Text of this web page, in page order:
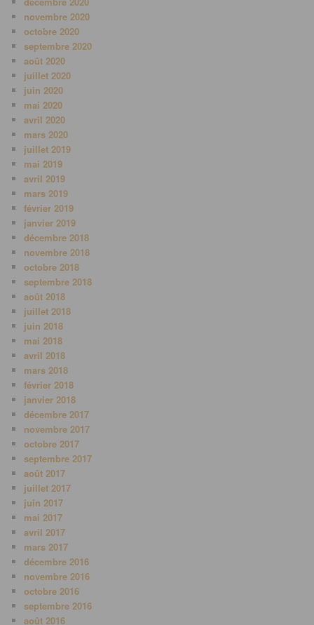
novembre 2020
octobre 2020
septembre 2020
août 2020
juillet 2020
juin 2020
mai 2020
avril 2020
mars 2020
juillet 2019
mai 2019
avril 2019
mars 2019
février 2019
janvier 2019
décembre 2018
novembre 2018
octobre 2018
septembre 2018
août 2018
juillet 2018
juin 2018
mai 2018
avril 2018
mars 2018
février 2018
janvier 2018
décembre 2017
novembre 2017
octobre 2017
septembre 2017
août 2017
juillet 2017
juin 2017
mai 2017
avril 2017
mars 2017
décembre 2016
novembre 2016
octobre 2016
septembre 2016
août 2016